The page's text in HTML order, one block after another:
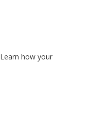
Learn how your